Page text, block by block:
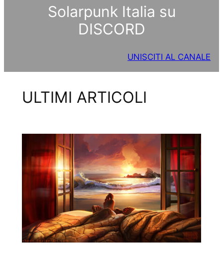
Solarpunk Italia su
DISCORD
UNISCITI AL CANALE
ULTIMI ARTICOLI